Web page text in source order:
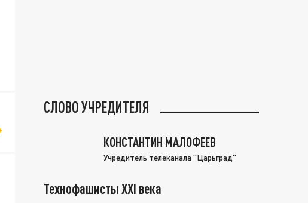
СЛОВО УЧРЕДИТЕЛЯ
КОНСТАНТИН МАЛОФЕЕВ
Учредитель телеканала "Царьград"
Технофашисты XXI века